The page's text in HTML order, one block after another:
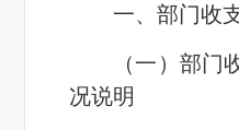
一、部门收
（一）部门
况说明